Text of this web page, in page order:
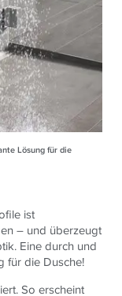
Lösung für die
ist
– und überzeugt
Eine durch und
für die Dusche!
So erscheint